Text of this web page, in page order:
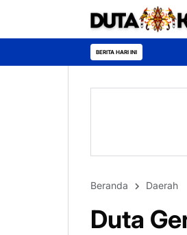
BERITA HARI INI
Beranda Daerah
Duta